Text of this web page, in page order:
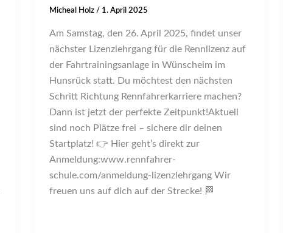
Micheal Holz / 1. April 2025
Am Samstag, den 26. April 2025, findet unser
nächster Lizenzlehrgang für die Rennlizenz auf
der Fahrtrainingsanlage in Wünscheim im
Hunsrück statt. Du möchtest den nächsten
Schritt Richtung Rennfahrerkarriere machen?
Dann ist jetzt der perfekte Zeitpunkt!Aktuell
sind noch Plätze frei – sichere dir deinen
Startplatz! 👉 Hier geht’s direkt zur
Anmeldung:www.rennfahrer-
schule.com/anmeldung-lizenzlehrgang Wir
freuen uns auf dich auf der Strecke! 🏁